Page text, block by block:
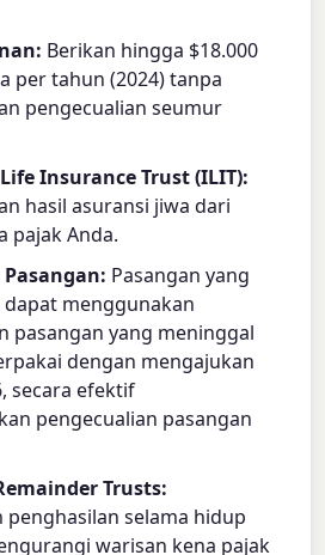
Berikan hingga $18.000
per tahun (2024) tanpa
pengecualian seumur
Insurance Trust (ILIT):
hasil asuransi jiwa dari
pajak Anda.
Pasangan yang
menggunakan
pasangan yang meninggal
dengan mengajukan
secara efektif
pengecualian pasangan
Trusts:
penghasilan selama hidup
warisan kena pajak